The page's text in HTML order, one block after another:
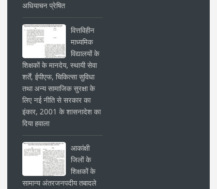
अधियाचन प्रेषित
वित्तविहीन
माध्यमिक
विद्यालयों के
शिक्षकों के मानदेय, स्थायी सेवा
शर्तें, ईपीएफ, चिकित्सा सुविधा
तथा अन्य सामाजिक सुरक्षा के
लिए नई नीति से सरकार का
इंकार, 2001 के शासनादेश का
दिया हवाला
आकांक्षी
जिलों के
शिक्षकों के
सामान्य अंतरजनपदीय तबादले